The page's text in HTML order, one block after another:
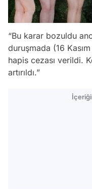
“Bu karar bozuldu
duruşmada (16
hapis cezası verildi.
artırıldı.”